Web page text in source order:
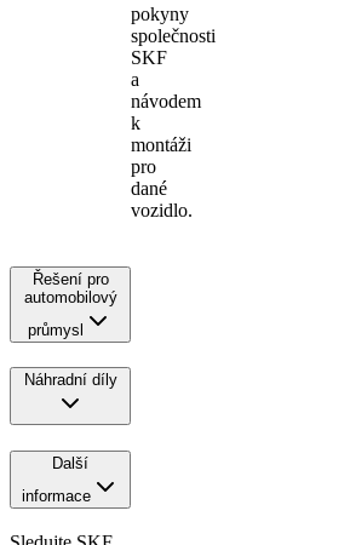
pokyny
společnosti
SKF
a
návodem
k
montáži
pro
dané
vozidlo.
Řešení pro
automobilový
průmysl
Náhradní díly
Další
informace